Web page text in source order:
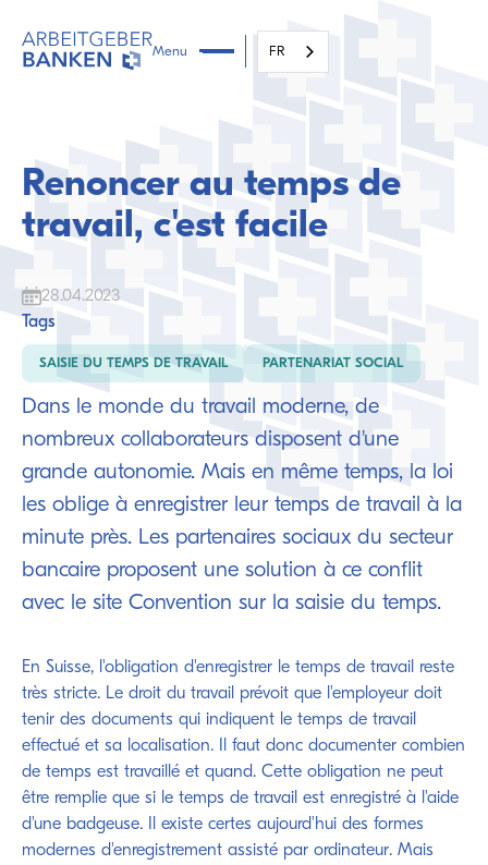
Menu FR
Renoncer au temps de
travail, c'est facile
28.04.2023
Dans le monde du travail moderne, de
nombreux collaborateurs disposent d'une
grande autonomie. Mais en même temps, la loi
les oblige à enregistrer leur temps de travail à la
minute près. Les partenaires sociaux du secteur
bancaire proposent une solution à ce conflit
avec le site Convention sur la saisie du temps.
En Suisse, l'obligation d'enregistrer le temps de travail reste
très stricte. Le droit du travail prévoit que l'employeur doit
tenir des documents qui indiquent le temps de travail
effectué et sa localisation. Il faut donc documenter combien
de temps est travaillé et quand. Cette obligation ne peut
être remplie que si le temps de travail est enregistré à l'aide
d'une badgeuse. Il existe certes aujourd'hui des formes
modernes d'enregistrement assisté par ordinateur. Mais
Tags
SAISIE DU TEMPS DE TRAVAIL PARTENARIAT SOCIAL